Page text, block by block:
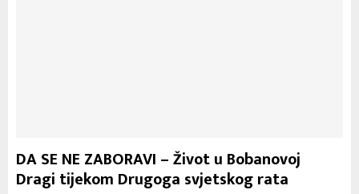
DA SE NE ZABORAVI – Život u Bobanovoj
Dragi tijekom Drugoga svjetskog rata